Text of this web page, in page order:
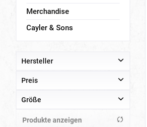
Merchandise
Cayler & Sons
Hersteller
Uprock
Yupoong
Preis
Größe
One - Size - Fits - All
Produkte anzeigen